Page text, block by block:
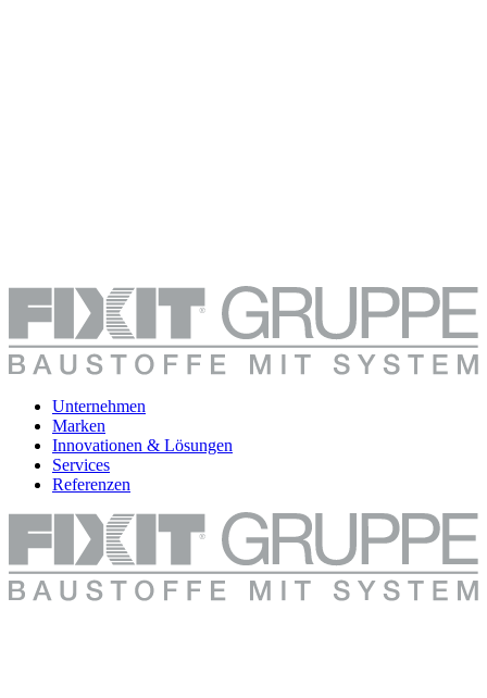
Unternehmen
Marken
Innovationen & Lösungen
Services
Referenzen